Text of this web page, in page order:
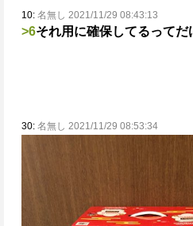
10: 名無し 2021/11/29 08:43:13
>6それ用に確保してるってだ
30: 名無し 2021/11/29 08:53:34